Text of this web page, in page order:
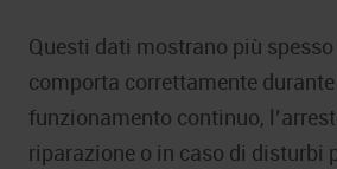
Questi dati mostrano più spesso
comporta correttamente
funzionamento continuo,
riparazione o in caso di disturbi